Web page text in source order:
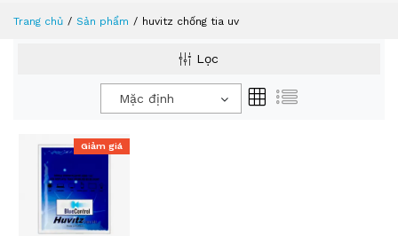
Trang chủ Sản phẩm huvitz chống tia uv
Lọc
Mặc định
Giảm giá